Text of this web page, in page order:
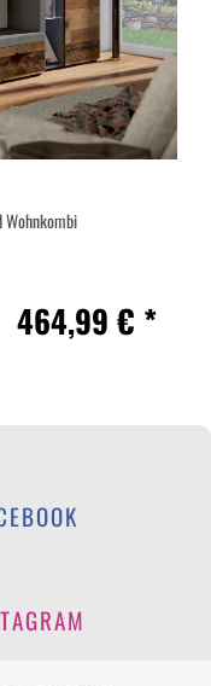
Wohnkombi
464,99 € *